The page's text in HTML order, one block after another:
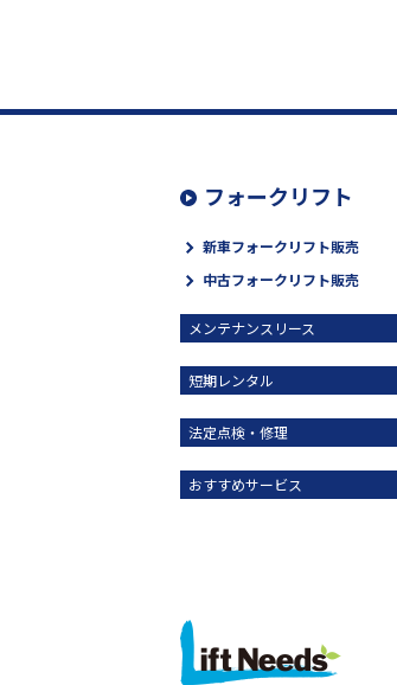
フォークリフト
新車フォークリフト販売
中古フォークリフト販売
メンテナンスリース
短期レンタル
法定点検・修理
おすすめサービス